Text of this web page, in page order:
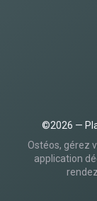
©2026 —
Ostéos, gérez
application